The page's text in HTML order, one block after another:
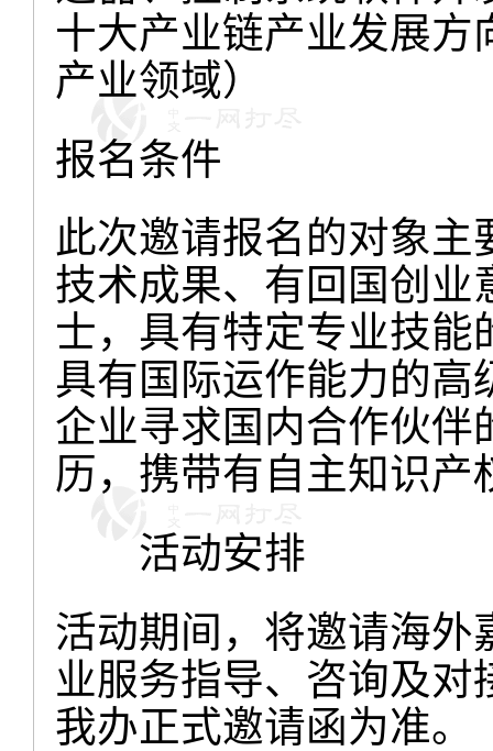
十大产业链产业发展
产业领域）
报名条件
此次邀请报名的对象
技术成果、有回国创业
士，具有特定专业技
具有国际运作能力的
企业寻求国内合作伙伴
历，携带有自主知识产
活动安排
活动期间，将邀请海外
业服务指导、咨询及
我办正式邀请函为准。